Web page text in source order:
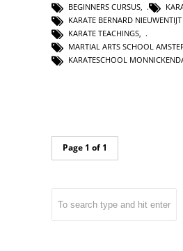
BEGINNERS CURSUS
KARATE BERNARD
KARATE TEACHINGS
MARTIAL ARTS SCHOOL
KARATESCHOOL
Page 1 of 1